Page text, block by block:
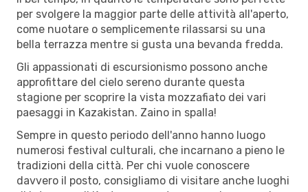
per svolgere la maggior parte delle attività all'aperto,
come nuotare o semplicemente rilassarsi su una
bella terrazza mentre si gusta una bevanda fredda.
Gli appassionati di escursionismo possono anche
approfittare del cielo sereno durante questa
stagione per scoprire la vista mozzafiato dei vari
paesaggi in Kazakistan. Zaino in spalla!
Sempre in questo periodo dell'anno hanno luogo
numerosi festival culturali, che incarnano a pieno le
tradizioni della città. Per chi vuole conoscere
davvero il posto, consigliamo di visitare anche luoghi